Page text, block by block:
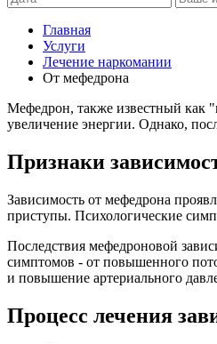
Главная
Услуги
Лечение наркомании
От мефедрона
Мефедрон, также известный как
увеличение энергии. Однако,
Признаки
Зависимость от мефедрона
приступы. Психологические
Последствия мефедроновой
симптомов - от повышенного
и повышение артериального
Процесс лечения